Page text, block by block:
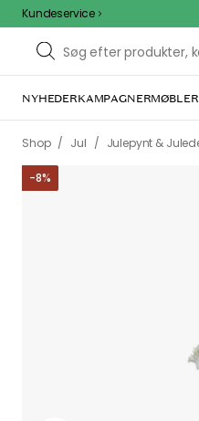
Kundeservice
NYHEDERKAMPAGNERMØBLER